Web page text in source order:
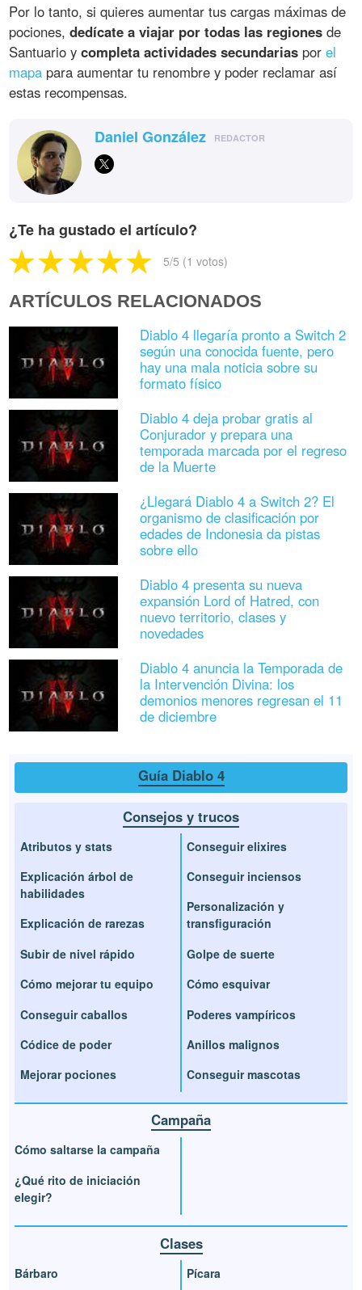
Por lo tanto, si quieres aumentar tus cargas máximas de
pociones,dedícate a viajar por todas las regiones de
Santuario ycompleta actividades secundarias porel
mapa para aumentar tu renombre y poder reclamar así
estas recompensas.
Daniel González REDACTOR
¿Te ha gustado el artículo?
5/5 (1 votos)
ARTÍCULOS RELACIONADOS
Diablo 4 llegaría pronto a Switch 2
según una conocida fuente, pero
hay una mala noticia sobre su
formato físico
Diablo 4 deja probar gratis al
Conjurador y prepara una
temporada marcada por el regreso
de la Muerte
¿Llegará Diablo 4 a Switch 2? El
organismo de clasificación por
edades de Indonesia da pistas
sobre ello
Diablo 4 presenta su nueva
expansión Lord of Hatred, con
nuevo territorio, clases y
novedades
Diablo 4 anuncia la Temporada de
la Intervención Divina: los
demonios menores regresan el 11
de diciembre
Guía Diablo 4
Consejos y trucos
Atributos y stats
Explicación árbol de
habilidades
Explicación de rarezas
Subir de nivel rápido
Cómo mejorar tu equipo
Conseguir caballos
Códice de poder
Mejorar pociones
Conseguir elixires
Conseguir inciensos
Personalización y
transfiguración
Golpe de suerte
Cómo esquivar
Poderes vampíricos
Anillos malignos
Conseguir mascotas
Campaña
Cómo saltarse la campaña
¿Qué rito de iniciación
elegir?
Clases
Bárbaro Pícara